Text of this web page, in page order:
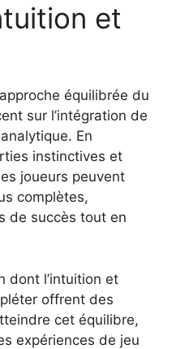
et
équilibrée du
sur l’intégration de
En
instinctives et
joueurs peuvent
complètes,
de succès tout en
dont l’intuition et
offrent des
cet équilibre,
expériences de jeu